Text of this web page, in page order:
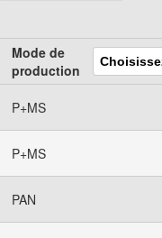
Mode de
production
P+MS
P+MS
PAN